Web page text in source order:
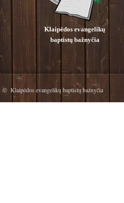
Klaipėdos evangelikų
baptistų bažnyčia
© Klaipėdos evangelikų baptistų bažnyčia